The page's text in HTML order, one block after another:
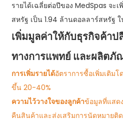
รายได้เฉลี่ยต่อปีของ MedSpas จะเ
สหรัฐ เป็น 1.94 ล้านดอลลาร์สหรัฐ
เพิ่มมูลค่าให้กับธุรกิจค้าป
ทางการแพทย์ และผลิต
การเพิ่มรายได้อัตราการซื้อเพิ่มเติม
ขึ้น 20-40%
ความไว้วางใจของลูกค้าข้อมูลที่แสด
คืนสินค้าและส่งเสริมการนัดหมายติ